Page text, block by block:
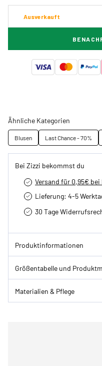
Ausverkauft
Ähnliche Kategorien
Blusen Last Chance - 70%
Bei Zizzi bekommst du
Versand für 0,95€
Lieferung: 4-5
30 Tage
Produktinformationen
Größentabelle und
Materialien & Pflege